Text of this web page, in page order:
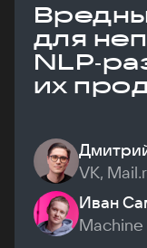
для
их
VK,
Иван